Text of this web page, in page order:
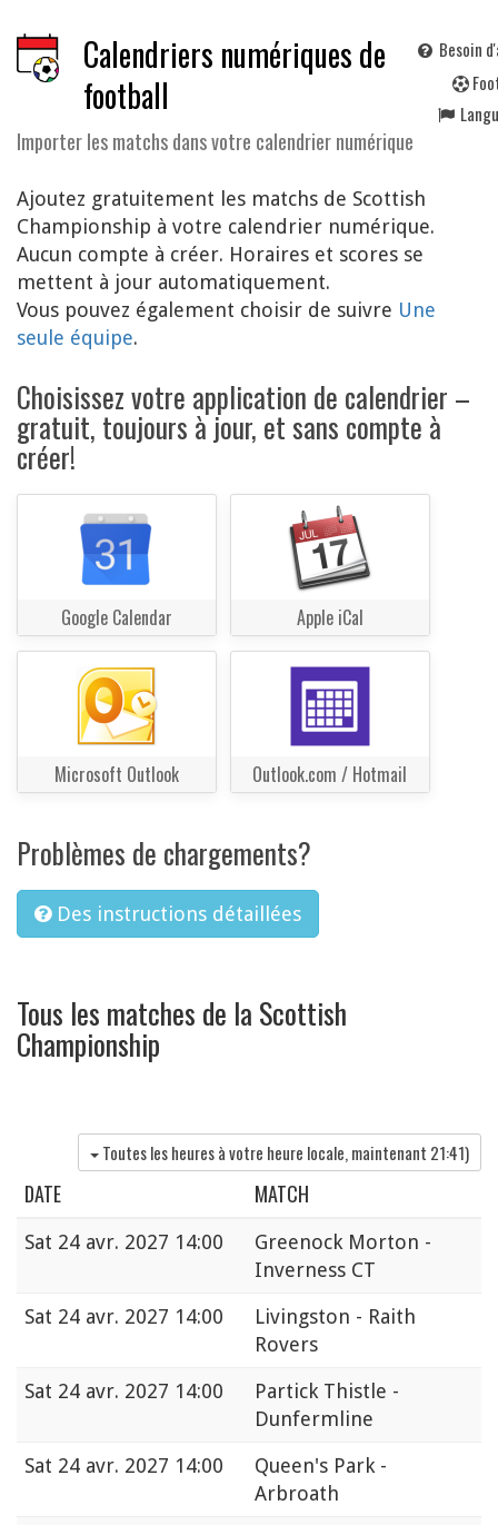
Calendriers numériques de
football
Importer les matchs dans votre calendrier numérique
Besoin
F
Ajoutez gratuitement les matchs de Scottish
Championship à votre calendrier numérique.
Aucun compte à créer. Horaires et scores se
mettent à jour automatiquement.
Vous pouvez également choisir de suivre Une
seule équipe.
Choisissez votre application de calendrier –
gratuit, toujours à jour, et sans compte à
créer!
Google Calendar Apple iCal
Microsoft Outlook Outlook.com / Hotmail
Problèmes de chargements?
Des instructions détaillées
Tous les matches de la Scottish
Championship
Toutes les heures à votre heure locale, maintenant 21:41)
DATE MATCH
Sat 24 avr. 2027 14:00
Greenock Morton -
Inverness CT
Sat 24 avr. 2027 14:00
Livingston - Raith
Rovers
Sat 24 avr. 2027 14:00
Partick Thistle -
Dunfermline
Sat 24 avr. 2027 14:00
Queen's Park -
Arbroath